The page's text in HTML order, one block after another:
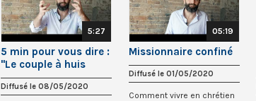
5:27
5 min pour vous dire :
"Le couple à huis
clos"
Diffusé le 08/05/2020
05:19
Missionnaire confiné
Diffusé le 01/05/2020
Comment vivre en chrétien